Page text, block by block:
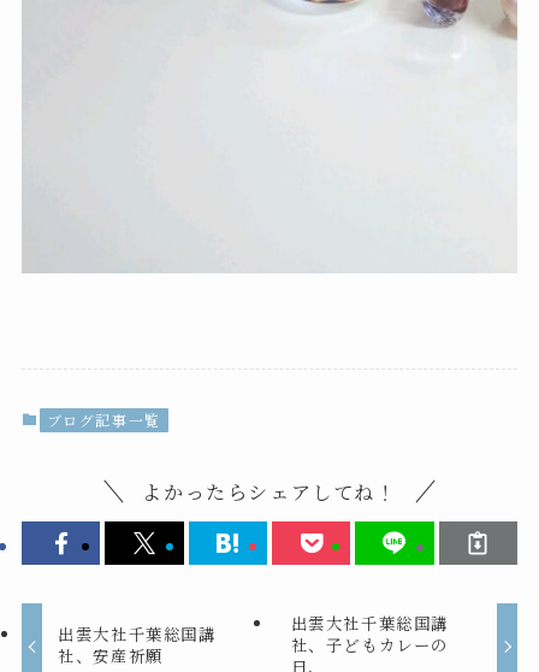
ブログ記事一覧
よかったらシェアしてね！
出雲大社千葉総国講
社、安産祈願
出雲大社千葉総国講
社、子どもカレーの
日、